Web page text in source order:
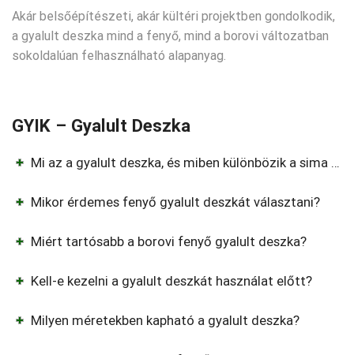
Akár belsőépítészeti, akár kültéri projektben gondolkodik,
a gyalult deszka mind a fenyő, mind a borovi változatban
sokoldalúan felhasználható alapanyag.
GYIK – Gyalult Deszka
Mi az a gyalult deszka, és miben különbözik a sima fűrészárutól?
Mikor érdemes fenyő gyalult deszkát választani?
Miért tartósabb a borovi fenyő gyalult deszka?
Kell-e kezelni a gyalult deszkát használat előtt?
Milyen méretekben kapható a gyalult deszka?